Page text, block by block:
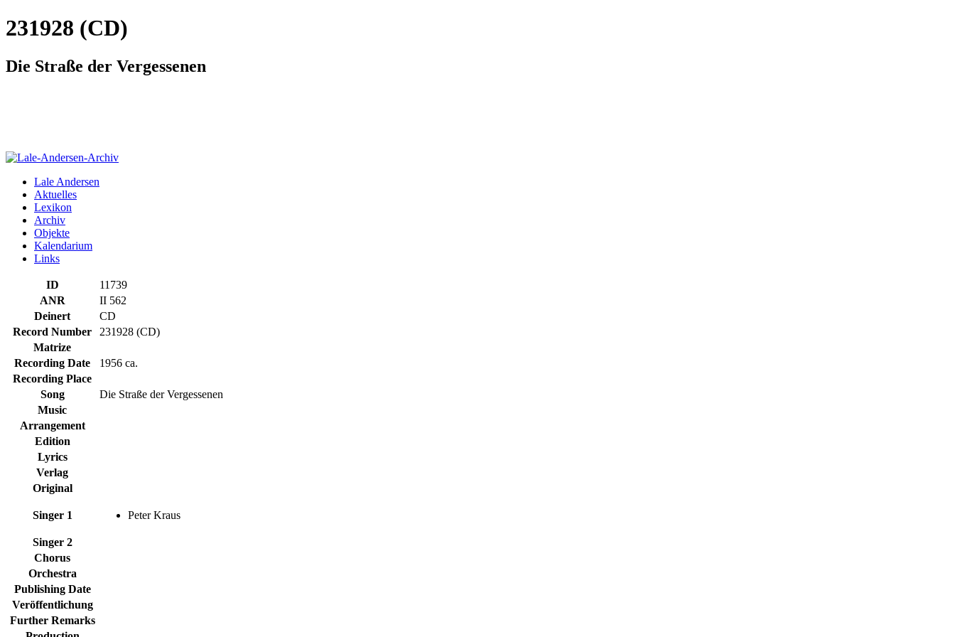
231928 (CD)
Die Straße der Vergessenen
Lale Andersen
Aktuelles
Lexikon
Archiv
Objekte
Kalendarium
Links
ID
11739
ANR
II 562
Deinert
CD
Record Number
231928 (CD)
Matrize
Recording Date
1956 ca.
Recording Place
Song
Die Straße der Vergessenen
Music
Arrangement
Edition
Lyrics
Verlag
Original
Singer 1 Peter Kraus
Singer 2
Chorus
Orchestra
Publishing Date
Veröffentlichung
Further Remarks